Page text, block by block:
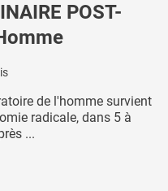
POST-
de l'homme survient
radicale, dans 5 à
...